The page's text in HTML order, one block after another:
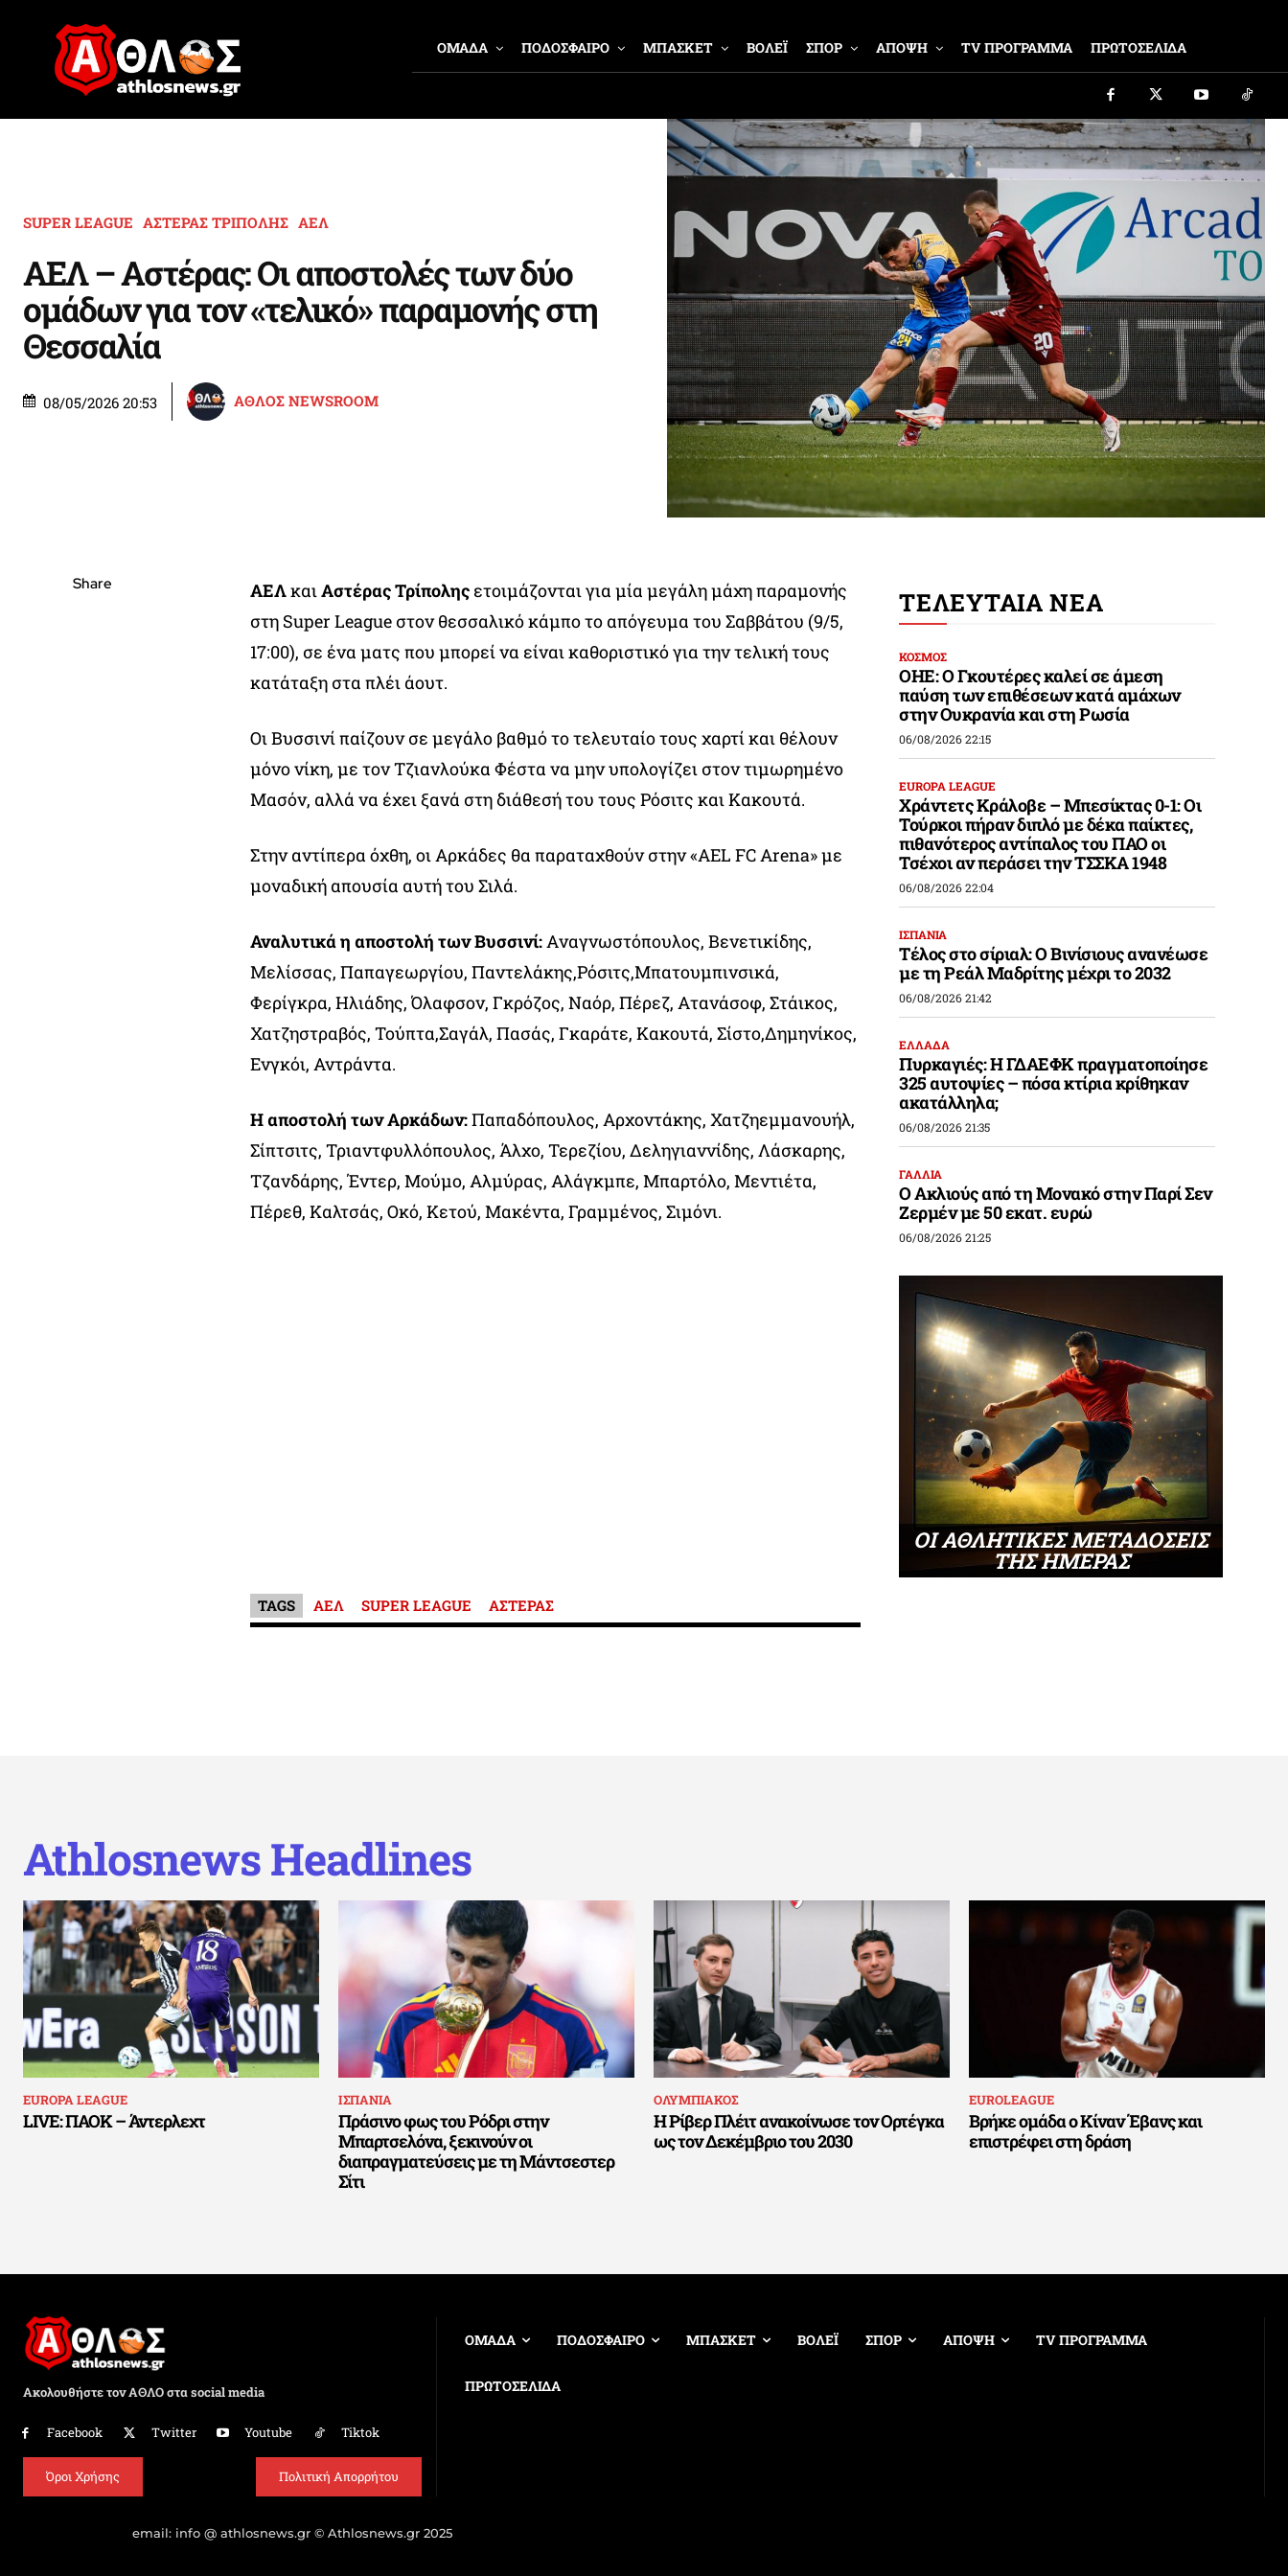
ΟΜΑΔΑ ΠΟΔΟΣΦΑΙΡΟ ΜΠΑΣΚΕΤ ΒΟΛΕΪ ΣΠΟΡ ΑΠΟΨΗ TV ΠΡΟΓΡΑΜΜΑ ΠΡΩΤΟΣΕΛΙΔΑ
SUPER LEAGUE ΑΣΤΕΡΑΣ ΤΡΙΠΟΛΗΣ ΑΕΛ
ΑΕΛ – Αστέρας: Οι αποστολές των δύο
ομάδων για τον «τελικό» παραμονής στη
Θεσσαλία
08/05/2026 20:53 ΑΘΛΟΣ NEWSROOM
Share ΑΕΛκαι Αστέρας Τρίποληςετοιμάζονται για μία μεγάλη μάχη παραμονής
στη Super League στον θεσσαλικό κάμπο το απόγευμα του Σαββάτου (9/5,
17:00), σε ένα ματς που μπορεί να είναι καθοριστικό για την τελική τους
κατάταξη στα πλέι άουτ.
Οι Βυσσινί παίζουν σε μεγάλο βαθμό το τελευταίο τους χαρτί και θέλουν
μόνο νίκη, με τον Τζιανλούκα Φέστα να μην υπολογίζει στον τιμωρημένο
Μασόν, αλλά να έχει ξανά στη διάθεσή του τους Ρόσιτς και Κακουτά.
Στην αντίπερα όχθη, οι Αρκάδες θα παραταχθούν στην «AEL FC Arena» με
μοναδική απουσία αυτή του Σιλά.
Αναλυτικά η αποστολή των Βυσσινί:Aναγνωστόπουλος, Βενετικίδης,
Μελίσσας, Παπαγεωργίου, Παντελάκης,Ρόσιτς,Μπατουμπινσικά,
Φερίγκρα, Ηλιάδης, Όλαφσον, Γκρόζος, Ναόρ, Πέρεζ, Ατανάσοφ, Στάικος,
Χατζηστραβός, Τούπτα,Σαγάλ, Πασάς, Γκαράτε, Κακουτά, Σίστο,Δημηνίκος,
Ενγκόι, Αντράντα.
Η αποστολή των Αρκάδων:Παπαδόπουλος, Αρχοντάκης, Χατζηεμμανουήλ,
Σίπτσιτς, Τριαντφυλλόπουλος, Άλχο, Τερεζίου, Δεληγιαννίδης, Λάσκαρης,
Τζανδάρης, Έντερ, Μούμο, Αλμύρας, Αλάγκμπε, Μπαρτόλο, Μεντιέτα,
Πέρεθ, Καλτσάς, Οκό, Κετού, Μακέντα, Γραμμένος, Σιμόνι.
TAGS ΑΕΛ SUPER LEAGUE ΑΣΤΕΡΑΣ
ΤΕΛΕΥΤΑΙΑ ΝΕΑ
ΚΟΣΜΟΣ
ΟΗΕ: Ο Γκουτέρες καλεί σε άμεση
παύση των επιθέσεων κατά αμάχων
στην Ουκρανία και στη Ρωσία
06/08/2026 22:15
EUROPA LEAGUE
Χράντετς Κράλοβε – Μπεσίκτας 0-1: Οι
Τούρκοι πήραν διπλό με δέκα παίκτες,
πιθανότερος αντίπαλος του ΠΑΟ οι
Τσέχοι αν περάσει την ΤΣΣΚΑ 1948
06/08/2026 22:04
ΙΣΠΑΝΙΑ
Τέλος στο σίριαλ: Ο Βινίσιους ανανέωσε
με τη Ρεάλ Μαδρίτης μέχρι το 2032
06/08/2026 21:42
ΕΛΛΑΔΑ
Πυρκαγιές: Η ΓΔΑΕΦΚ πραγματοποίησε
325 αυτοψίες – πόσα κτίρια κρίθηκαν
ακατάλληλα;
06/08/2026 21:35
ΓΑΛΛΙΑ
Ο Ακλιούς από τη Μονακό στην Παρί Σεν
Ζερμέν με 50 εκατ. ευρώ
06/08/2026 21:25
ΟΙ ΑΘΛΗΤΙΚΕΣ ΜΕΤΑΔΟΣΕΙΣ
ΤΗΣ ΗΜΕΡΑΣ
Athlosnews Headlines
EUROPA LEAGUE
LIVE: ΠΑΟΚ – Άντερλεχτ
ΙΣΠΑΝΙΑ
Πράσινο φως του Ρόδρι στην
Μπαρτσελόνα, ξεκινούν οι
διαπραγματεύσεις με τη Μάντσεστερ
Σίτι
ΟΛΥΜΠΙΑΚΟΣ
Η Ρίβερ Πλέιτ ανακοίνωσε τον Ορτέγκα
ως τον Δεκέμβριο του 2030
EUROLEAGUE
Βρήκε ομάδα ο Κίναν Έβανς και
επιστρέφει στη δράση
Ακολουθήστε τον ΑΘΛΟ στα social media
Facebook Twitter Youtube Tiktok
Όροι Χρήσης Πολιτική Απορρήτου
ΟΜΑΔΑ ΠΟΔΟΣΦΑΙΡΟ ΜΠΑΣΚΕΤ ΒΟΛΕΪ ΣΠΟΡ ΑΠΟΨΗ TV ΠΡΟΓΡΑΜΜΑ
ΠΡΩΤΟΣΕΛΙΔΑ
email: info @ athlosnews.gr © Athlosnews.gr 2025